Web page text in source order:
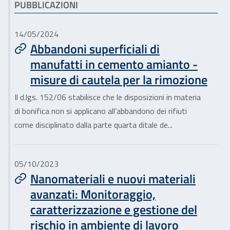
Articoli correlati
PUBBLICAZIONI
14/05/2024
Abbandoni superficiali di
manufatti in cemento amianto -
misure di cautela per la rimozione
Il d.lgs. 152/06 stabilisce che le disposizioni in materia
di bonifica non si applicano all’abbandono dei rifiuti
come disciplinato dalla parte quarta ditale de...
05/10/2023
Nanomateriali e nuovi materiali
avanzati: Monitoraggio,
caratterizzazione e gestione del
rischio in ambiente di lavoro